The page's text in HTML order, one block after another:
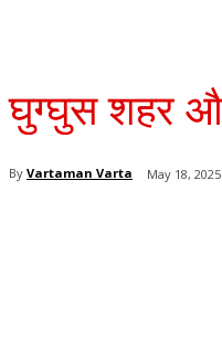
घुग्घुस शहर
By Vartaman Varta May 18, 2025